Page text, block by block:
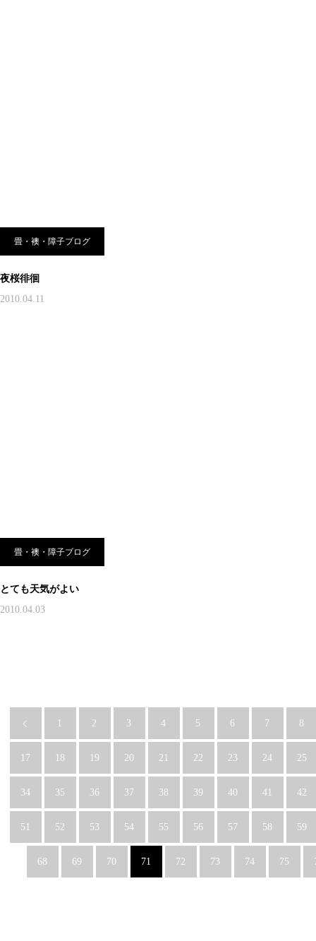
畳・襖・障子ブログ
夜桜徘徊
2010.04.11
畳・襖・障子ブログ
とても天気がよい
2010.04.03
1 2 3 4 5 6 7 8
17 18 19 20 21 22 23 24 25
34 35 36 37 38 39 40 41 42
51 52 53 54 55 56 57 58 59
68 69 70 71 72 73 74 75